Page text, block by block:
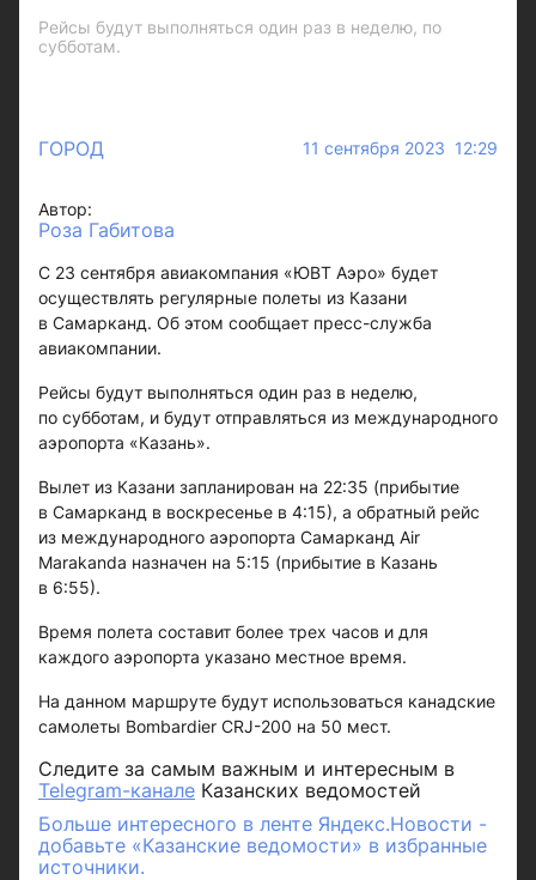
Рейсы будут выполняться один раз в неделю, по
субботам.
ГОРОД 11 сентября 2023 12:29
Автор:
Роза Габитова
С 23 сентября авиакомпания «ЮВТ Аэро» будет
осуществлять регулярные полеты из Казани
в Самарканд. Об этом сообщает пресс-служба
авиакомпании.
Рейсы будут выполняться один раз в неделю,
по субботам, и будут отправляться из международного
аэропорта «Казань».
Вылет из Казани запланирован на 22:35 (прибытие
в Самарканд в воскресенье в 4:15), а обратный рейс
из международного аэропорта Самарканд Air
Marakanda назначен на 5:15 (прибытие в Казань
в 6:55).
Время полета составит более трех часов и для
каждого аэропорта указано местное время.
На данном маршруте будут использоваться канадские
самолеты Bombardier CRJ-200 на 50 мест.
Следите за самым важным и интересным в
Telegram-канале Казанских ведомостей
Больше интересного в ленте Яндекс.Новости -
добавьте «Казанские ведомости» в избранные
источники.